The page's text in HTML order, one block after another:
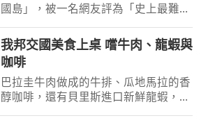
國島」，被一名網友評為「史上最難玩
王CTWANT] 近年聲勢大噪的熱帶避暑
勝地越南「富國島」，近日在社群平台
上引爆激烈論戰！一名網
我邦交國美食上桌 嚐牛肉、龍蝦與
咖啡
巴拉圭牛肉做成的牛排、瓜地馬拉的香
醇咖啡，還有貝里斯進口新鮮龍蝦，邦